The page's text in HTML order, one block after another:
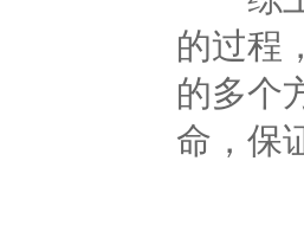
的过程
的多个
命，保